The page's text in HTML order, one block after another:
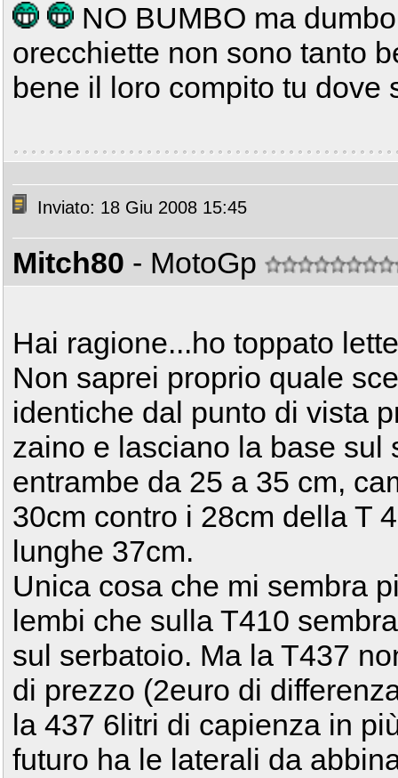
NO BUMBO ma
orecchiette non sono tanto
bene il loro compito tu dove
Inviato: 18 Giu 2008 15:45
Mitch80 - MotoGp
Hai ragione...ho toppato
Non saprei proprio quale
identiche dal punto di vista
zaino e lasciano la base sul
entrambe da 25 a 35 cm,
30cm contro i 28cm della T
lunghe 37cm.
Unica cosa che mi sembra
lembi che sulla T410
sul serbatoio. Ma la T437
di prezzo (2euro di
la 437 6litri di capienza in
futuro ha le laterali da